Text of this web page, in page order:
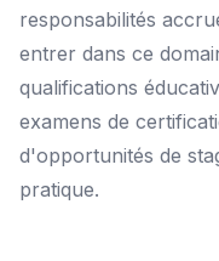
responsabilités
entrer dans ce
qualifications
examens de
d'opportunités de
pratique.